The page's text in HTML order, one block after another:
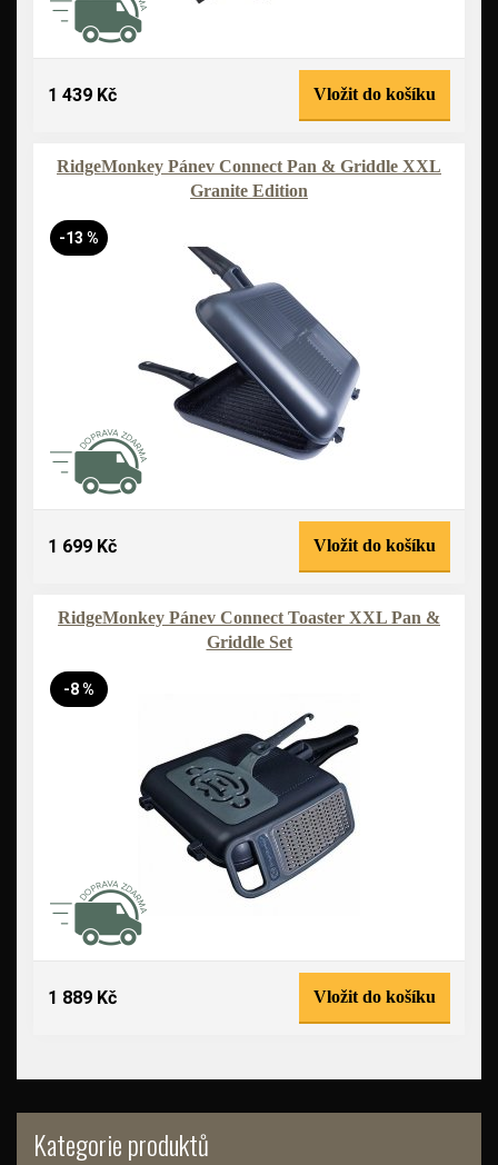
Kategorie produktů
1 439 Kč Vložit do košíku
RidgeMonkey Pánev Connect Pan & Griddle XXL
Granite Edition
-13 %
1 699 Kč Vložit do košíku
RidgeMonkey Pánev Connect Toaster XXL Pan &
Griddle Set
-8 %
1 889 Kč Vložit do košíku